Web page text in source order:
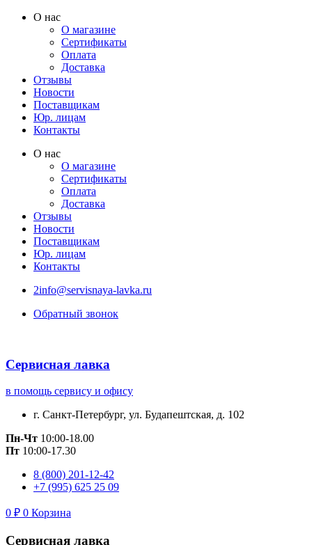
Перейти
содержимому
О нас
О магазине
Сертификаты
Оплата
Доставка
Отзывы
Новости
Поставщикам
Юр. лицам
Контакты
О нас
О магазине
Сертификаты
Оплата
Доставка
Отзывы
Новости
Поставщикам
Юр. лицам
Контакты
2info@servisnaya-lavka.ru
Обратный звонок
Сервисная лавка
в помощь сервису и офису
г. Санкт-Петербург, ул. Будапештская, д. 102
Пн-Чт 10:00-18.00
Пт 10:00-17.30
8 (800) 201-12-42
+7 (995) 625 25 09
0 ₽ 0 Корзина
Сервисная лавка